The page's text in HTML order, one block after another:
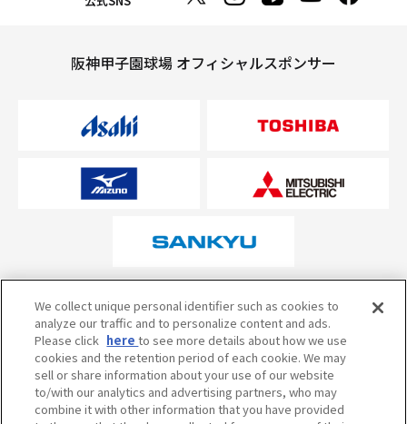
阪神甲子園球場 オフィシャルスポンサー
オフィシャルスポンサーについて
試合の予定・状況・結果のお問い合わせ
阪神甲子園球場テレフォンサービス
050-5527-2512
We collect unique personal identifier such as cookies to
analyze our traffic and to personalize content and ads.
Please click hereto see more details about how we use
cookies and the retention period of each cookie. We may
sell or share information about your use of our website
to/with our analytics and advertising partners, who may
combine it with other information that you have provided